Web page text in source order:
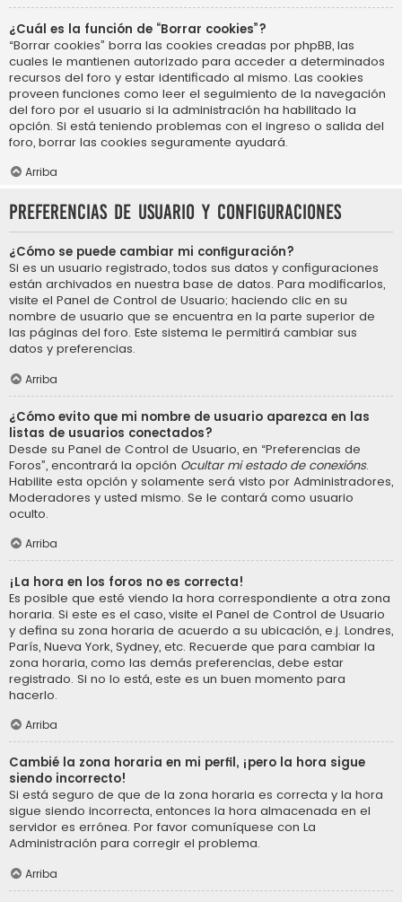
¿Cuál es la función de “Borrar cookies”?
“Borrar cookies” borra las cookies creadas por phpBB, las
cuales le mantienen autorizado para acceder a determinados
recursos del foro y estar identificado al mismo. Las cookies
proveen funciones como leer el seguimiento de la navegación
del foro por el usuario si la administración ha habilitado la
opción. Si está teniendo problemas con el ingreso o salida del
foro, borrar las cookies seguramente ayudará.
Arriba
Preferencias de usuario y configuraciones
¿Cómo se puede cambiar mi configuración?
Si es un usuario registrado, todos sus datos y configuraciones
están archivados en nuestra base de datos. Para modificarlos,
visite el Panel de Control de Usuario; haciendo clic en su
nombre de usuario que se encuentra en la parte superior de
las páginas del foro. Este sistema le permitirá cambiar sus
datos y preferencias.
Arriba
¿Cómo evito que mi nombre de usuario aparezca en las
listas de usuarios conectados?
Desde su Panel de Control de Usuario, en “Preferencias de
Foros”, encontrará la opción Ocultar mi estado de conexións.
Habilite esta opción y solamente será visto por Administradores,
Moderadores y usted mismo. Se le contará como usuario
oculto.
Arriba
¡La hora en los foros no es correcta!
Es posible que esté viendo la hora correspondiente a otra zona
horaria. Si este es el caso, visite el Panel de Control de Usuario
y defina su zona horaria de acuerdo a su ubicación, e.j. Londres,
París, Nueva York, Sydney, etc. Recuerde que para cambiar la
zona horaria, como las demás preferencias, debe estar
registrado. Si no lo está, este es un buen momento para
hacerlo.
Arriba
Cambié la zona horaria en mi perfil, ¡pero la hora sigue
siendo incorrecto!
Si está seguro de que de la zona horaria es correcta y la hora
sigue siendo incorrecta, entonces la hora almacenada en el
servidor es errónea. Por favor comuníquese con La
Administración para corregir el problema.
Arriba